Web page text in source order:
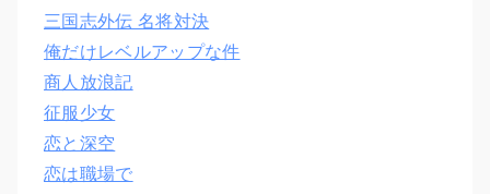
三国志外伝 名将対決
俺だけレベルアップな件
商人放浪記
征服少女
恋と深空
恋は職場で